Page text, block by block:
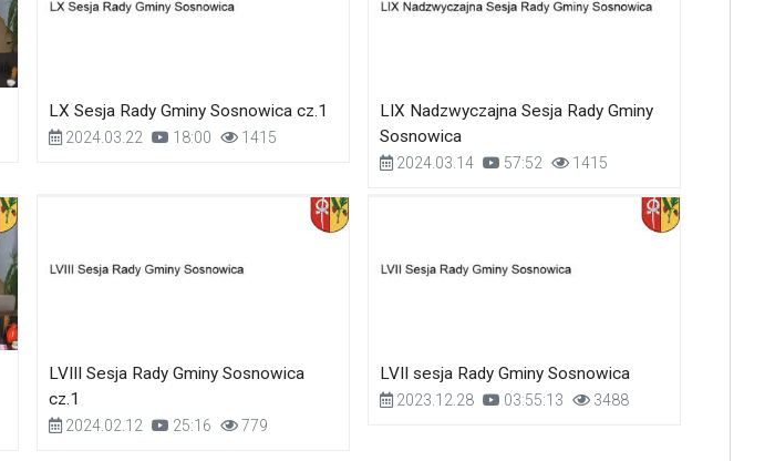
LX Sesja Rady Gminy Sosnowica cz.1
2024.03.22 18:00 1415
LIX Nadzwyczajna Sesja Rady Gminy
Sosnowica
2024.03.14 57:52 1415
LVIII Sesja Rady Gminy Sosnowica
cz.1
2024.02.12 25:16 779
LVII sesja Rady Gminy Sosnowica
2023.12.28 03:55:13 3488